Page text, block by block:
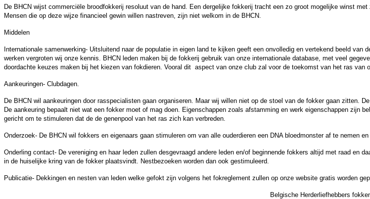
De BHCN wijst commerciële broodfokkerij resoluut van de hand. Een dergelijke fokkerij tracht een zo groot mogelijke winst
Mensen die op deze wijze financieel gewin willen nastreven, zijn niet welkom in de BHCN.
Middelen
Internationale samenwerking- Uitsluitend naar de populatie in eigen land te kijken geeft een onvolledig en vertekend beeld
werken vergroten wij onze kennis. BHCN leden maken bij de fokkerij gebruik van onze internationale database, met veel
doordachte keuzes maken bij het kiezen van fokdieren. Vooral dit aspect van onze club zal voor de toekomst van het ras van
Aankeuringen- Clubdagen.
De BHCN wil aankeuringen door rasspecialisten gaan organiseren. Maar wij willen niet op de stoel van de fokker gaan zitten.
De aankeuring bepaalt niet wat een fokker moet of mag doen. Eigenschappen zoals afstamming en werk eigenschappen zijn
gericht om te stimuleren dat de de genenpool van het ras zich kan verbreden.
Onderzoek- De BHCN wil fokkers en eigenaars gaan stimuleren om van alle ouderdieren een DNA bloedmonster af te nemen
Onderling contact- De vereniging en haar leden zullen desgevraagd andere leden en/of beginnende fokkers altijd met raad en
in de huiselijke kring van de fokker plaatsvindt. Nestbezoeken worden dan ook gestimuleerd.
Publicatie- Dekkingen en nesten van leden welke gefokt zijn volgens het fokreglement zullen op onze website gratis worden
Belgische Herderliefhebbers